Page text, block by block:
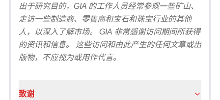
出于研究目的，GIA 的工作人员经常参观一些矿山、
走访一些制造商、零售商和宝石和珠宝行业的其他
人，以深入了解市场。 GIA 非常感谢访问期间所获得
的资讯和信息。 这些访问和由此产生的任何文章或出
版物，不应视为或用作代言。
致谢